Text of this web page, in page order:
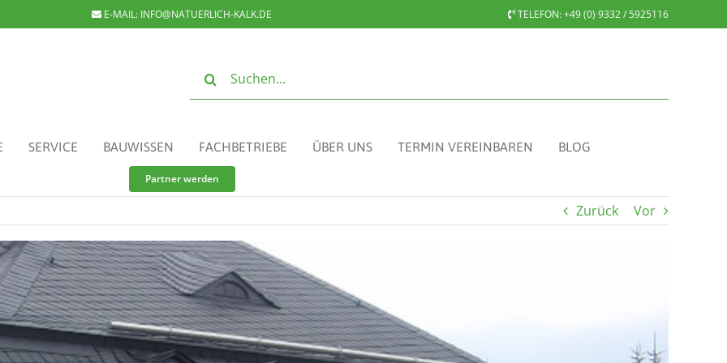
E-MAIL: INFO@NATUERLICH-KALK.DE TELEFON:+49 (0) 9332 / 5925116
Suche
nach:
SERVICE BAUWISSEN FACHBETRIEBE ÜBER UNS TERMIN VEREINBAREN BLOG
Partner werden
Zurück Vor